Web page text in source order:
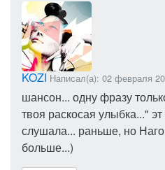
KOZI Написал(а): 02 февраля
шансон... одну фразу
твоя раскосая улыбка..."
слушала... раньше, но
больше...)